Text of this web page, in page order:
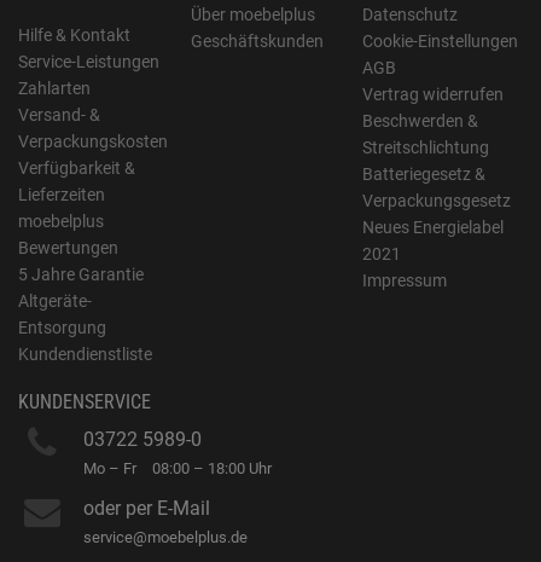
Hilfe & Kontakt
Service-Leistungen
Zahlarten
Versand- &
Verpackungskosten
Verfügbarkeit &
Lieferzeiten
moebelplus
Bewertungen
5 Jahre Garantie
Altgeräte-
Entsorgung
Kundendienstliste
Über moebelplus
Geschäftskunden
Datenschutz
Cookie-Einstellungen
AGB
Vertrag widerrufen
Beschwerden &
Streitschlichtung
Batteriegesetz &
Verpackungsgesetz
Neues Energielabel
2021
Impressum
KUNDENSERVICE
03722 5989-0
Mo – Fr 08:00 – 18:00 Uhr
oder per E-Mail
service@moebelplus.de